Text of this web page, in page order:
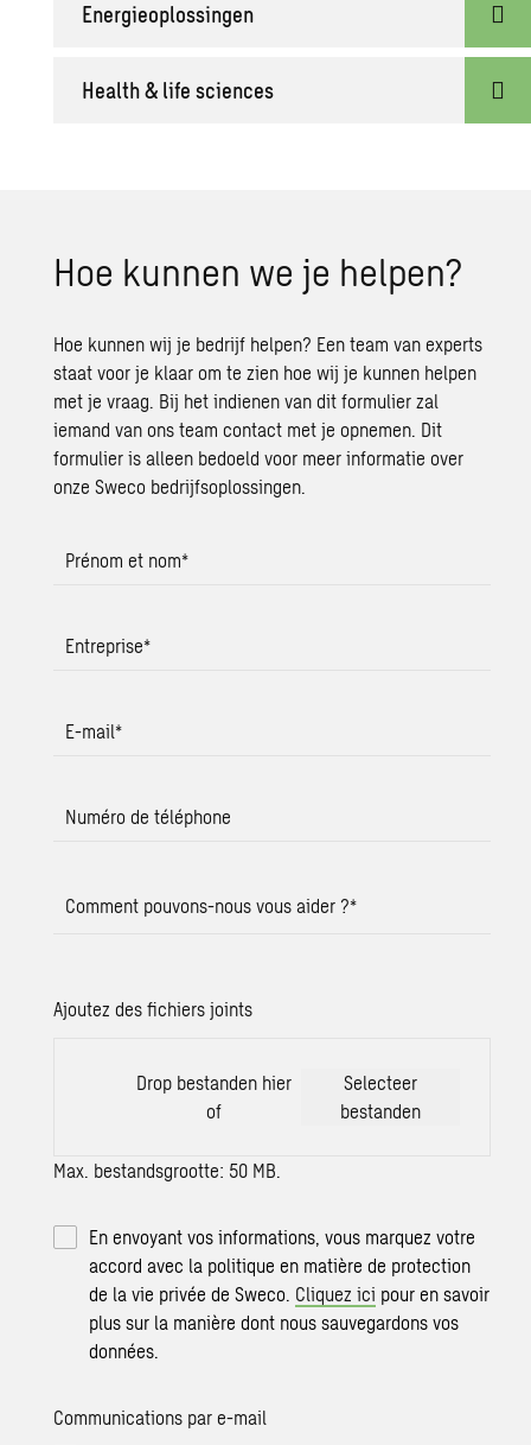
Energieoplossingen
Health & life sciences
Hoe kunnen we je helpen?
Hoe kunnen wij je bedrijf helpen? Een team van experts
staat voor je klaar om te zien hoe wij je kunnen helpen
met je vraag. Bij het indienen van dit formulier zal
iemand van ons team contact met je opnemen. Dit
formulier is alleen bedoeld voor meer informatie over
onze Sweco bedrijfsoplossingen.
Prénom et nom*
Entreprise*
E-mail*
Numéro de téléphone
Comment pouvons-nous vous aider ?*
Ajoutez des fichiers joints
Drop bestanden hier
of
Selecteer
bestanden
Max. bestandsgrootte: 50 MB.
En envoyant vos informations, vous marquez votre
accord avec la politique en matière de protection
de la vie privée de Sweco. Cliquez ici pour en savoir
plus sur la manière dont nous sauvegardons vos
données.
Communications par e-mail